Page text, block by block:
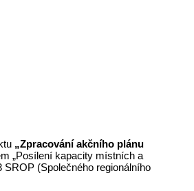
„Zpracování akčního plánu
„Posílení kapacity místních a
(Společného regionálního